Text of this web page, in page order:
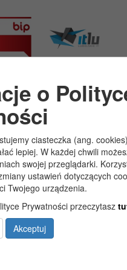
o
ciasteczka (ang.
lepiej. W każdej chwili
swojej przeglądarki.
ustawień dotyczących
Twojego urządzenia.
Prywatności przeczytasz
Akceptuj